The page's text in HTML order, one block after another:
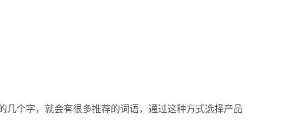
个字，就会有很多推荐的词语，通过这种方式选择产品